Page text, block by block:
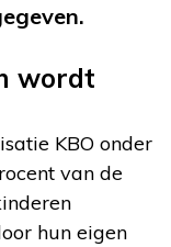
wordt
KBO onder
van de
hun eigen